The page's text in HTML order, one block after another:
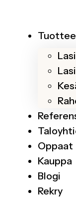
Oppaat
Kauppa
Blogi
Rekry